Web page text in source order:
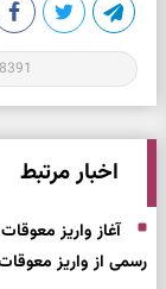
اخبار مرتبط
آغاز واریز
رسمی از واریز